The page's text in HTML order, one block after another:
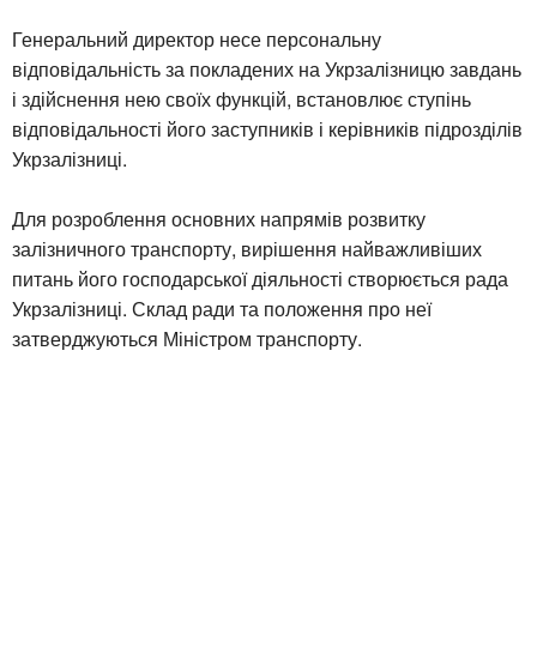
Генеральний директор несе персональну
відповідальність за покладених на Укрзалізницю завдань
і здійснення нею своїх функцій, встановлює ступінь
відповідальності його заступників і керівників підрозділів
Укрзалізниці.
Для розроблення основних напрямів розвитку
залізничного транспорту, вирішення найважливіших
питань його господарської діяльності створюється рада
Укрзалізниці. Склад ради та положення про неї
затверджуються Міністром транспорту.